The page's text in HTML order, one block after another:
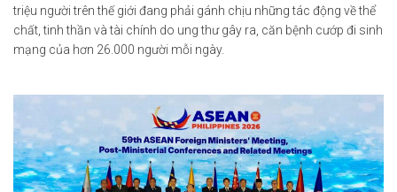
triệu người trên thế giới đang phải gánh chịu những tác động về thể
chất, tinh thần và tài chính do ung thư gây ra, căn bệnh cướp đi sinh
mạng của hơn 26.000 người mỗi ngày.